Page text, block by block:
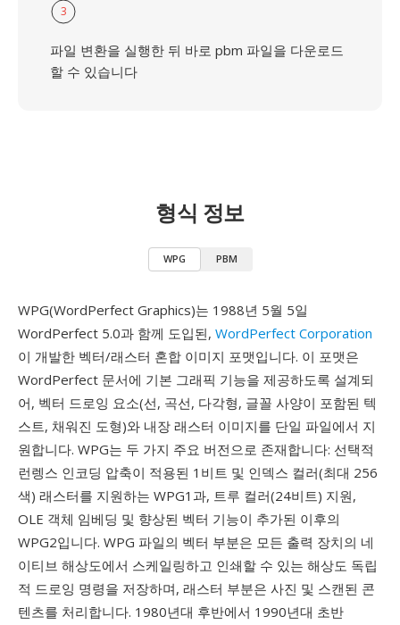
3
파일 변환을 실행한 뒤 바로 pbm 파일을 다운로드
할 수 있습니다
형식 정보
WPG PBM
WPG(WordPerfect Graphics)는 1988년 5월 5일
WordPerfect 5.0과 함께 도입된, WordPerfect Corporation
이 개발한 벡터/래스터 혼합 이미지 포맷입니다. 이 포맷은
WordPerfect 문서에 기본 그래픽 기능을 제공하도록 설계되
어, 벡터 드로잉 요소(선, 곡선, 다각형, 글꼴 사양이 포함된 텍
스트, 채워진 도형)와 내장 래스터 이미지를 단일 파일에서 지
원합니다. WPG는 두 가지 주요 버전으로 존재합니다: 선택적
런렝스 인코딩 압축이 적용된 1비트 및 인덱스 컬러(최대 256
색) 래스터를 지원하는 WPG1과, 트루 컬러(24비트) 지원,
OLE 객체 임베딩 및 향상된 벡터 기능이 추가된 이후의
WPG2입니다. WPG 파일의 벡터 부분은 모든 출력 장치의 네
이티브 해상도에서 스케일링하고 인쇄할 수 있는 해상도 독립
적 드로잉 명령을 저장하며, 래스터 부분은 사진 및 스캔된 콘
텐츠를 처리합니다. 1980년대 후반에서 1990년대 초반